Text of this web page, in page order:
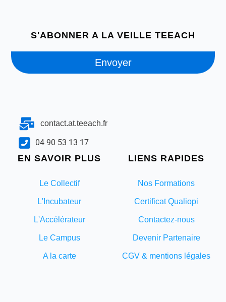
EN SAVOIR PLUS
Le Collectif
L'Incubateur
L'Accélérateur
Le Campus
A la carte
LIENS RAPIDES
Nos Formations
Certificat Qualiopi
Contactez-nous
Devenir Partenaire
CGV & mentions légales
S'ABONNER A LA VEILLE TEEACH
Envoyer
contact.at.teeach.fr
04 90 53 13 17